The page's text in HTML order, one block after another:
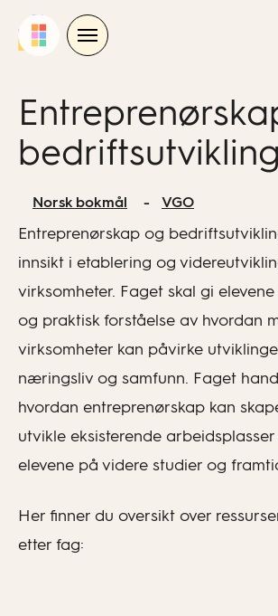
bedriftsutvikling
Norsk bokmål VGO
Entreprenørskap og
innsikt i etablering og
virksomheter. Faget skal gi
og praktisk forståelse av hvordan
virksomheter kan påvirke
næringsliv og samfunn. Faget
hvordan entreprenørskap kan
utvikle eksisterende
elevene på videre studier og
Her finner du oversikt over
etter fag: